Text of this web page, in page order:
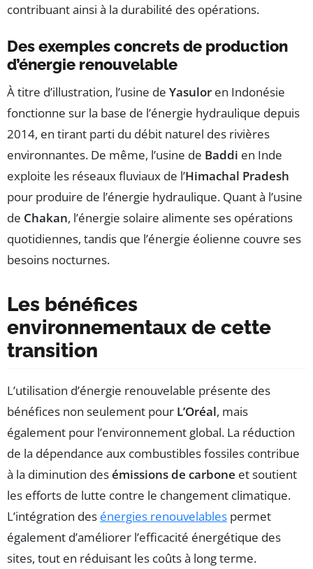
contribuant ainsi à la durabilité des opérations.
Des exemples concrets de production
d’énergie renouvelable
À titre d’illustration, l’usine de Yasulor en Indonésie
fonctionne sur la base de l’énergie hydraulique depuis
2014, en tirant parti du débit naturel des rivières
environnantes. De même, l’usine de Baddi en Inde
exploite les réseaux fluviaux de l’Himachal Pradesh
pour produire de l’énergie hydraulique. Quant à l’usine
de Chakan, l’énergie solaire alimente ses opérations
quotidiennes, tandis que l’énergie éolienne couvre ses
besoins nocturnes.
Les bénéfices
environnementaux de cette
transition
L’utilisation d’énergie renouvelable présente des
bénéfices non seulement pour L’Oréal, mais
également pour l’environnement global. La réduction
de la dépendance aux combustibles fossiles contribue
à la diminution desémissions de carbone et soutient
les efforts de lutte contre le changement climatique.
L’intégration des énergies renouvelables permet
également d’améliorer l’efficacité énergétique des
sites, tout en réduisant les coûts à long terme.